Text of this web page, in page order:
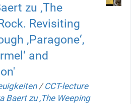
zu ‚The
Revisiting
‚Paragone‘,
and
/CCT-lecture
Baert zu ‚The Weeping